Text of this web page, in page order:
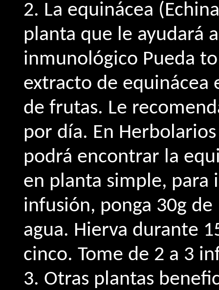
2. La equinácea
planta que le ayudará
inmunológico Pueda
extracto de equinácea
de frutas. Le
por día. En
podrá encontrar la
en planta simple, para
infusión, ponga 30g
agua. Hierva durante
cinco. Tome de 2 a 3
3. Otras plantas